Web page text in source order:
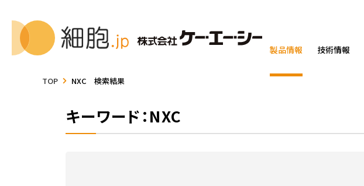
製品情報 技術情報
TOP NXC 検索結果
キーワード：NXC